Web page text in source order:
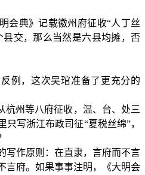
会典》记载徽州府征收“人丁丝
县交，那么当然是六县均摊，否
例，这次吴琯准备了更充分的
杭州等八府征收，温、台、处三
写浙江布政司征“夏税丝绵”，
写作原则：在直隶，言府而不言
言府。如果事事注明，《大明会